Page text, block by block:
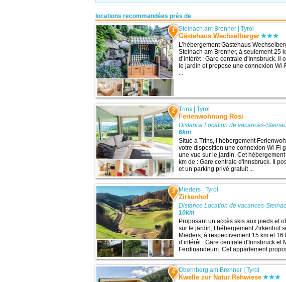
locations recommandées près de
1 Steinach am Brenner |Tyrol
Gästehaus Wechselberger
L’hébergement Gästehaus
Steinach am Brenner, à seulement 25
d’intérêt : Gare centrale d'Innsbruck. Il
le jardin et propose une connexion Wi-
2 Trins |Tyrol
Ferienwohnung Rosi
Distance Location de vacances-
6km
Situé à Trins, l’hébergement
votre disposition une connexion Wi-Fi
une vue sur le jardin. Cet
km de : Gare centrale d'Innsbruck. Il
et un parking privé gratuit ...
3 Mieders |Tyrol
Zirkenhof
Distance Location de vacances-
10km
Proposant un accès skis aux pieds et
sur le jardin, l’hébergement Zirkenhof
Mieders, à respectivement 15 km et 16
d’intérêt : Gare centrale d'Innsbruck et
Ferdinandeum. Cet appartement
4 Obernberg am Brenner |Tyrol
Kwelle zur Natur Rehwiese